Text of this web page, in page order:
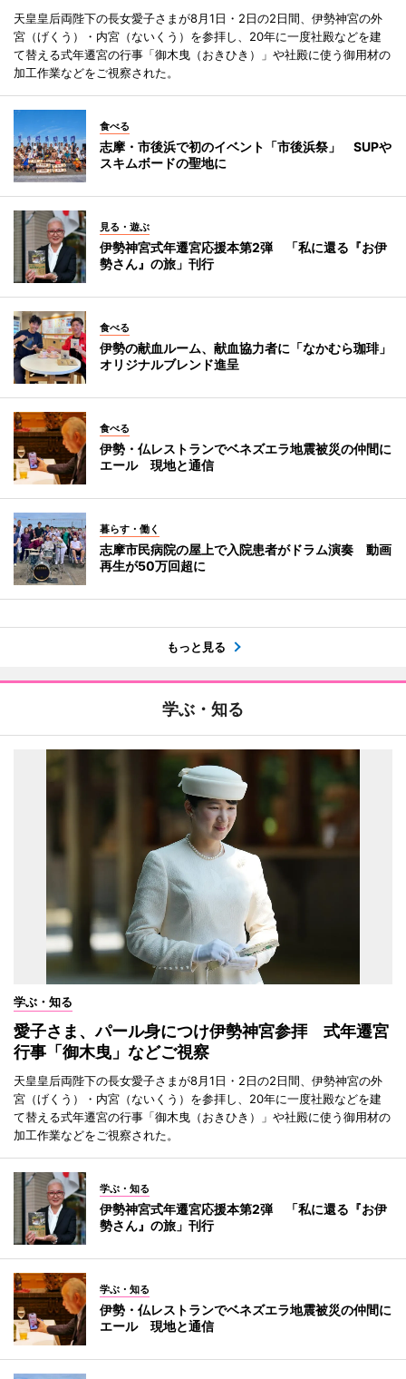
天皇皇后両陛下の長女愛子さまが8月1日・2日の2日間、伊勢神宮の外
宮（げくう）・内宮（ないくう）を参拝し、20年に一度社殿などを建
て替える式年遷宮の行事「御木曳（おきひき）」や社殿に使う御用材の
加工作業などをご視察された。
食べる
志摩・市後浜で初のイベント「市後浜祭」 SUPや
スキムボードの聖地に
見る・遊ぶ
伊勢神宮式年遷宮応援本第2弾 「私に還る『お伊
勢さん』の旅」刊行
食べる
伊勢の献血ルーム、献血協力者に「なかむら珈琲」
オリジナルブレンド進呈
食べる
伊勢・仏レストランでベネズエラ地震被災の仲間に
エール 現地と通信
暮らす・働く
志摩市民病院の屋上で入院患者がドラム演奏 動画
再生が50万回超に
もっと見る
学ぶ・知る
学ぶ・知る
愛子さま、パール身につけ伊勢神宮参拝 式年遷宮
行事「御木曳」などご視察
天皇皇后両陛下の長女愛子さまが8月1日・2日の2日間、伊勢神宮の外
宮（げくう）・内宮（ないくう）を参拝し、20年に一度社殿などを建
て替える式年遷宮の行事「御木曳（おきひき）」や社殿に使う御用材の
加工作業などをご視察された。
学ぶ・知る
伊勢神宮式年遷宮応援本第2弾 「私に還る『お伊
勢さん』の旅」刊行
学ぶ・知る
伊勢・仏レストランでベネズエラ地震被災の仲間に
エール 現地と通信